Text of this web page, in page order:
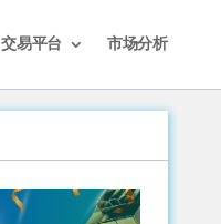
交易平台 市场分析